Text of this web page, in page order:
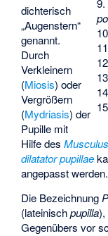
dichterisch
„Augenstern“
genannt.
Durch
Verkleinern
(Miosis) oder
Vergrößern
(Mydriasis) der
Pupille mit
Hilfe des
dilatator pupillae
angepasst werden.
Die Bezeichnung
(lateinischpupilla),
Gegenübers vor